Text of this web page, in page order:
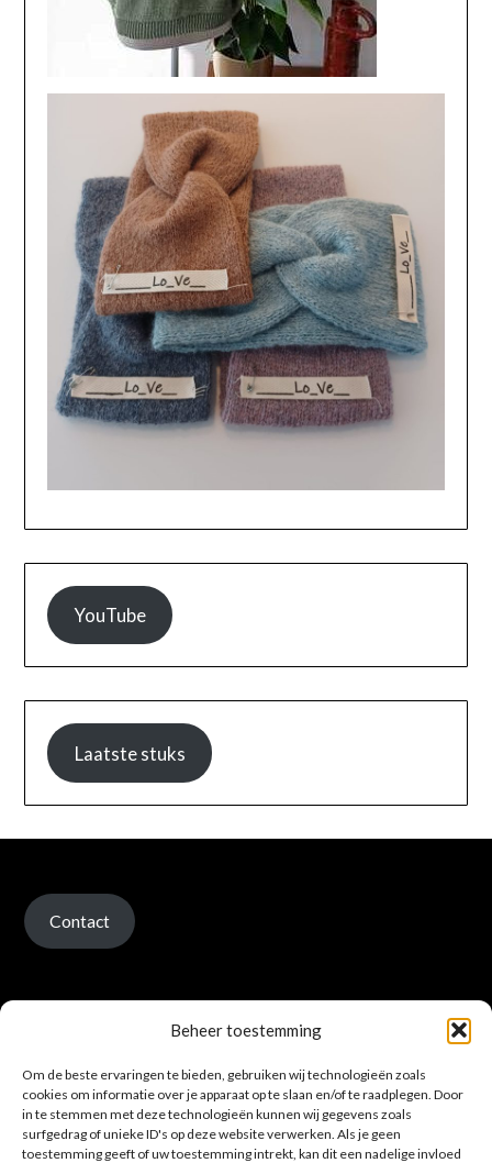
Beheer toestemming
Om de beste ervaringen te bieden, gebruiken wij technologieën zoals
cookies om informatie over je apparaat op te slaan en/of te raadplegen. Door
in te stemmen met deze technologieën kunnen wij gegevens zoals
surfgedrag of unieke ID's op deze website verwerken. Als je geen
toestemming geeft of uw toestemming intrekt, kan dit een nadelige invloed
YouTube
Laatste stuks
Contact
Verzenden en retour